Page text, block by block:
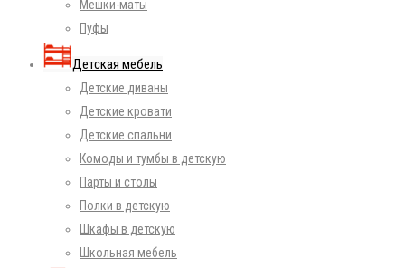
Мешки-маты
Пуфы
Детская мебель
Детские диваны
Детские кровати
Детские спальни
Комоды и тумбы в детскую
Парты и столы
Полки в детскую
Шкафы в детскую
Школьная мебель